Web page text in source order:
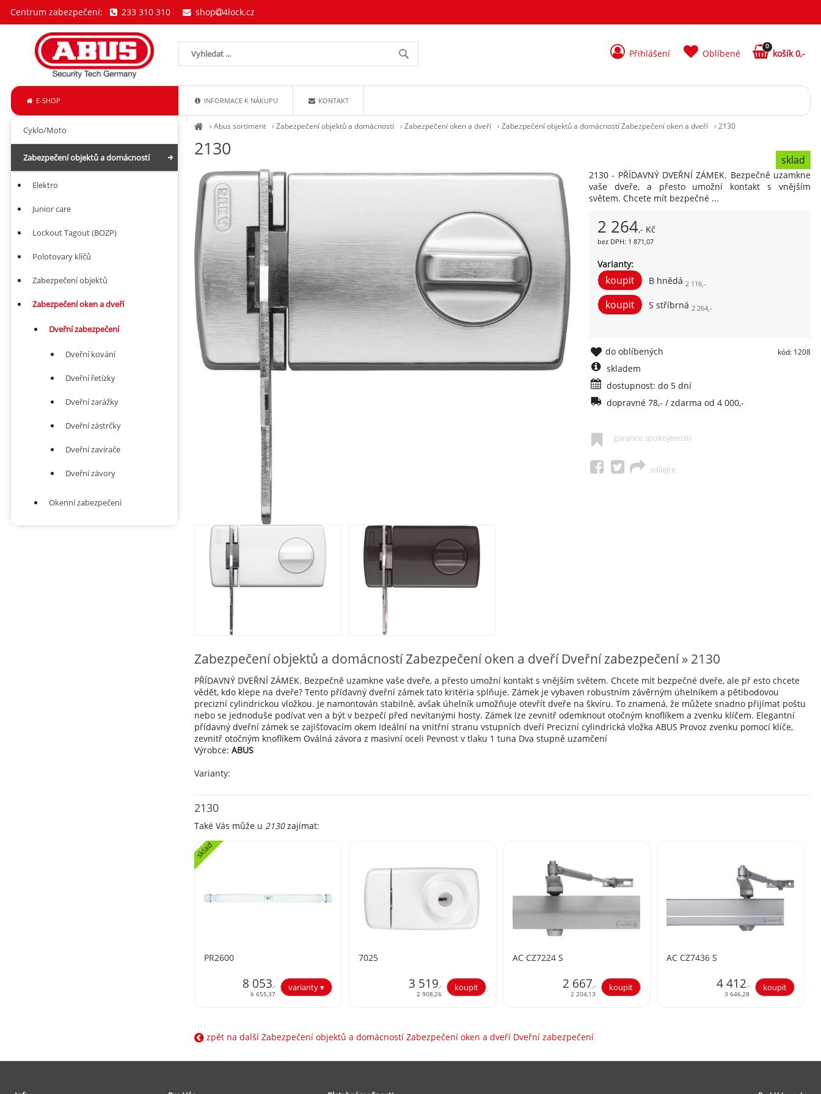
›Abus sortiment ›Zabezpečení objektů a domácností ›Zabezpečení oken a dveří ›Zabezpečení objektů a domácností Zabezpečení oken a dveří ›2130
2130
2130 - PŘÍDAVNÝ DVEŘNÍ ZÁMEK. Bezpečně uzamkne
vaše dveře, a přesto umožní kontakt s vnějším
světem. Chcete mít bezpečné ...
sklad
2 264,- Kč
bez DPH: 1 871,07
Varianty:
B hnědá 2 116,-
S stříbrná 2 264,-
kód: 1208
do oblíbených
skladem
dostupnost: do 5 dní
dopravné 78,- / zdarma od 4 000,-
garance spokojenosti
sdílejte
Zabezpečení objektů a domácností Zabezpečení oken a dveří Dveřní zabezpečení » 2130
PŘÍDAVNÝ DVEŘNÍ ZÁMEK. Bezpečně uzamkne vaše dveře, a přesto umožní kontakt s vnějším světem. Chcete mít bezpečné dveře, ale př esto chcete
vědět, kdo klepe na dveře? Tento přídavný dveřní zámek tato kritéria splňuje. Zámek je vybaven robustním závěrným úhelníkem a pětibodovou
precizní cylindrickou vložkou. Je namontován stabilně, avšak úhelník umožňuje otevřít dveře na škvíru. To znamená, že můžete snadno přijímat poštu
nebo se jednoduše podívat ven a být v bezpečí před nevítanými hosty. Zámek lze zevnitř odemknout otočným knoflíkem a zvenku klíčem. Elegantní
přídavný dveřní zámek se zajišťovacím okem Ideální na vnitřní stranu vstupních dveří Precizní cylindrická vložka ABUS Provoz zvenku pomocí klíče,
zevnitř otočným knoflíkem Oválná závora z masivní oceli Pevnost v tlaku 1 tuna Dva stupně uzamčení
Výrobce:ABUS
Varianty:
2130
Také Vás může u 2130zajímat:
PR2600
sklad
8 053 ,-
6 655,37
7025
3 519,-
2 908,26
AC CZ7224 S
2 667,-
2 204,13
AC CZ7436 S
4 412,-
3 646,28
zpět na další Zabezpečení objektů a domácností Zabezpečení oken a dveří Dveřní zabezpečení
Cyklo/Moto
Zabezpečení objektů a domácností
Elektro
Junior care
Lockout Tagout (BOZP)
Polotovary klíčů
Zabezpečení objektů
Zabezpečení oken a dveří
Dveřní zabezpečení
Dveřní kování
Dveřní řetízky
Dveřní zarážky
Dveřní zástrčky
Dveřní zavírače
Dveřní závory
Okenní zabezpečení
E-SHOP INFORMACE K NÁKUPU KONTAKT
Přihlášení Oblíbené
0
košík 0,-
Centrum zabezpečení: 233 310 310 shop 4lock.cz